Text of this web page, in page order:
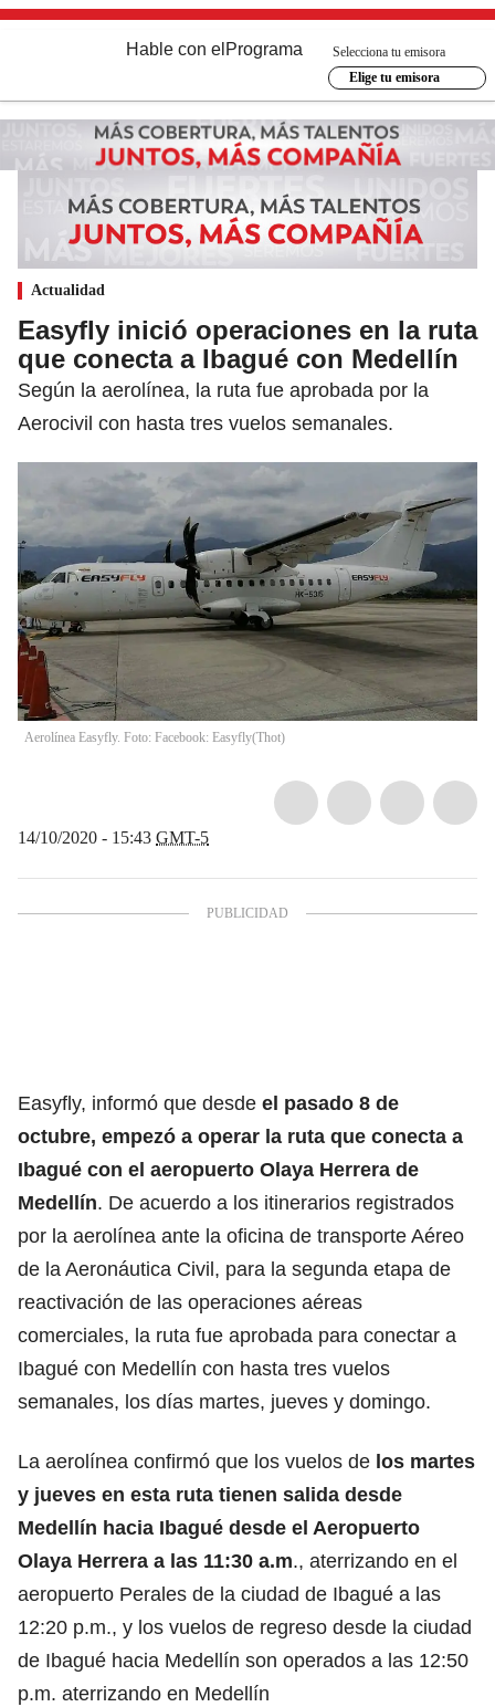
Hable con el Programa
Selecciona tu emisora
Elige tu emisora
Actualidad
Easyfly inició operaciones en la ruta
que conecta a Ibagué con Medellín
Según la aerolínea, la ruta fue aprobada por la
Aerocivil con hasta tres vuelos semanales.
Aerolínea Easyfly. Foto: Facebook: Easyfly(Thot)
14/10/2020 - 15:43 GMT-5
Easyfly, informó que desde el pasado 8 de
octubre, empezó a operar la ruta que conecta a
Ibagué con el aeropuerto Olaya Herrera de
Medellín. De acuerdo a los itinerarios registrados
por la aerolínea ante la oficina de transporte Aéreo
de la Aeronáutica Civil, para la segunda etapa de
reactivación de las operaciones aéreas
comerciales, la ruta fue aprobada para conectar a
Ibagué con Medellín con hasta tres vuelos
semanales, los días martes, jueves y domingo.
La aerolínea confirmó que los vuelos de los martes
y jueves en esta ruta tienen salida desde
Medellín hacia Ibagué desde el Aeropuerto
Olaya Herrera a las 11:30 a.m., aterrizando en el
aeropuerto Perales de la ciudad de Ibagué a las
12:20 p.m., y los vuelos de regreso desde la ciudad
de Ibagué hacia Medellín son operados a las 12:50
p.m. aterrizando en Medellín